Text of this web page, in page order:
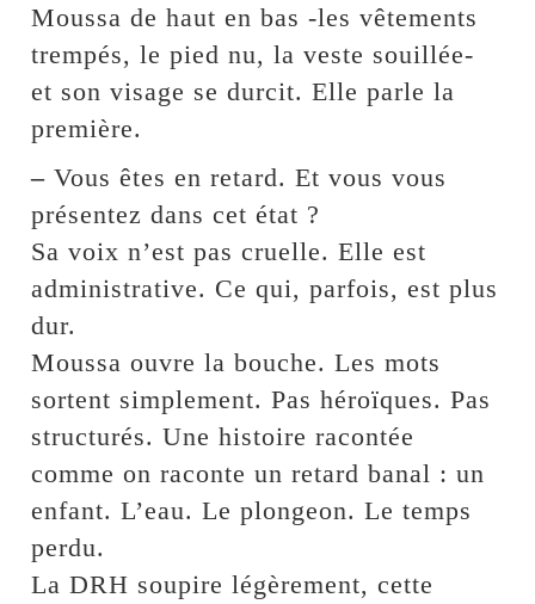
Moussa de haut en bas -les vêtements
trempés, le pied nu, la veste souillée-
et son visage se durcit. Elle parle la
première.
– Vous êtes en retard. Et vous vous
présentez dans cet état ?
Sa voix n’est pas cruelle. Elle est
administrative. Ce qui, parfois, est plus
dur.
Moussa ouvre la bouche. Les mots
sortent simplement. Pas héroïques. Pas
structurés. Une histoire racontée
comme on raconte un retard banal : un
enfant. L’eau. Le plongeon. Le temps
perdu.
La DRH soupire légèrement, cette